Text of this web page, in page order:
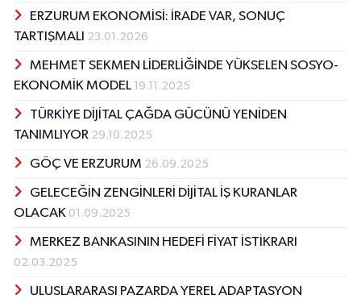
ERZURUM EKONOMİSİ: İRADE VAR, SONUÇ
TARTIŞMALI 23.01.2026
MEHMET SEKMEN LİDERLİĞİNDE YÜKSELEN SOSYO-
EKONOMİK MODEL 19.11.2025
TÜRKİYE DİJİTAL ÇAĞDA GÜCÜNÜ YENİDEN
TANIMLIYOR 29.10.2025
GÖÇ VE ERZURUM 26.09.2025
GELECEĞİN ZENGİNLERİ DİJİTAL İŞ KURANLAR
OLACAK 01.09.2025
MERKEZ BANKASININ HEDEFİ FİYAT İSTİKRARI
02.03.2025
ULUSLARARASI PAZARDA YEREL ADAPTASYON